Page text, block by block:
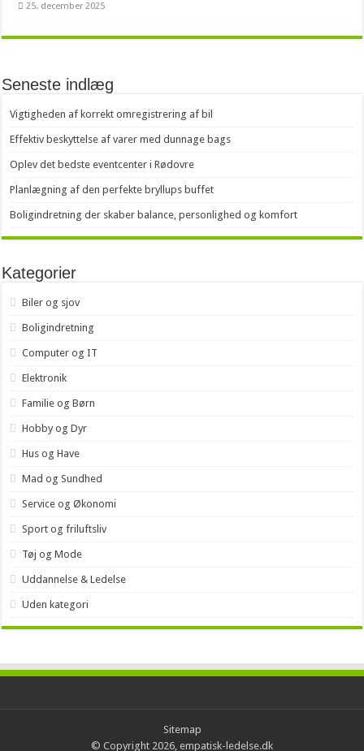
25. december 2025
Seneste indlæg
Vigtigheden af korrekt omregistrering af bil
Effektiv beskyttelse af varer med dunnage bags
Oplev det bedste eventcenter i Rødovre
Planlægning af den perfekte bryllups buffet
Boligindretning der skaber balance, personlighed og komfort
Kategorier
Biler og sjov
Boligindretning
Computer og IT
Elektronik
Familie og Børn
Hobby og Dyr
Hus og Have
Mad og Sundhed
Service og Økonomi
Sport og friluftsliv
Tøj og Mode
Uddannelse & Ledelse
Uden kategori
Sitemap
© Copyright 2026, empatisk-ledelse.dk